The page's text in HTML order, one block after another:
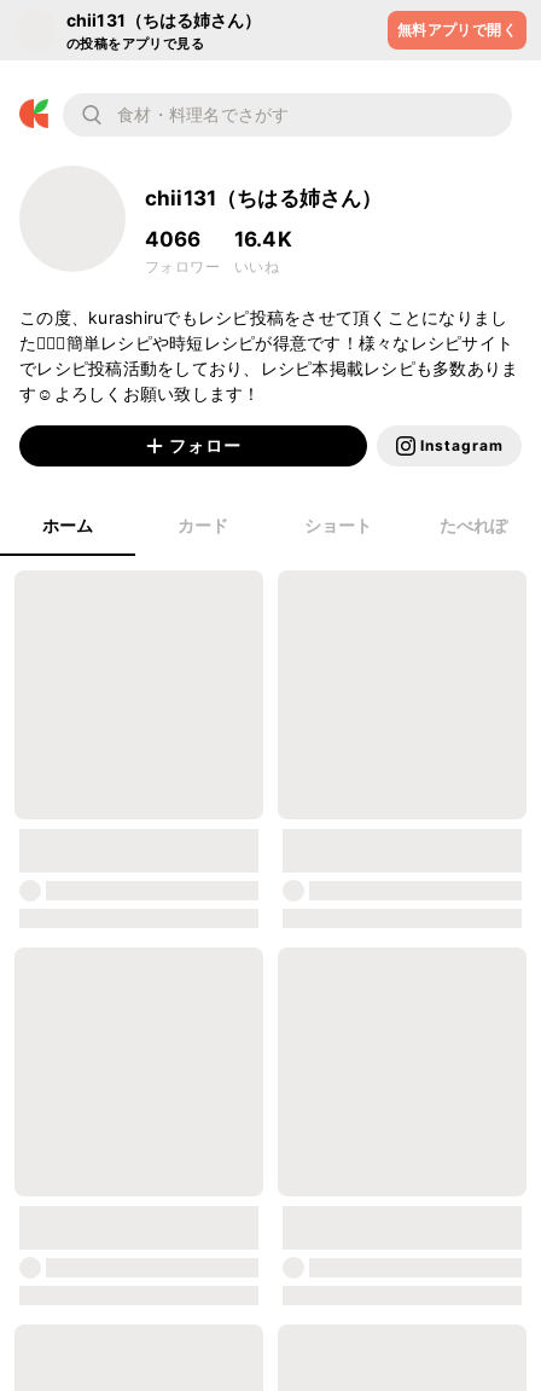
chii131（ちはる姉さん）
の投稿をアプリで見る
無料アプリで開く
chii131（ちはる姉さん）
4066
フォロワー
16.4K
いいね
この度、kurashiruでもレシピ投稿をさせて頂くことになりまし
た🙇🏻‍♀️簡単レシピや時短レシピが得意です！様々なレシピサイト
でレシピ投稿活動をしており、レシピ本掲載レシピも多数ありま
す☺️よろしくお願い致します！
フォロー Instagram
ホーム カード ショート たべれぽ